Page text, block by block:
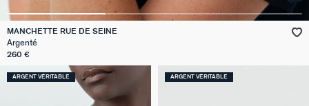
VICTOIRE
GÉNÉRATION AGATHA
SUR LA PEAU
MANCHETTE RUE DE SEINE
Argenté
260 €
ARGENT VÉRITABLE ARGENT VÉRITABLE